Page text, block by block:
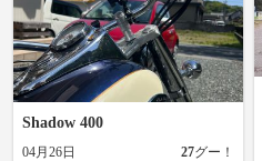
Shadow 400
04月26日 27グー！